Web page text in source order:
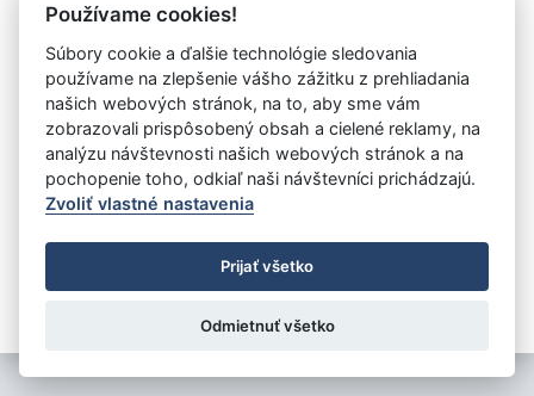
Príslušným odborom je
Odbor informatiky a
elektronických služieb
crz-techsupport@vlada.gov.sk
Úrad vlády SR
- Všetky práva vyhradené
Nastavenia cookies
Tvorba stránok
: Aglo Solutions
: SysCom
Používame cookies!
Súbory cookie a ďalšie technológie sledovania
používame na zlepšenie vášho zážitku z prehliadania
našich webových stránok, na to, aby sme vám
zobrazovali prispôsobený obsah a cielené reklamy, na
analýzu návštevnosti našich webových stránok a na
pochopenie toho, odkiaľ naši návštevníci prichádzajú.
Zvoliť vlastné nastavenia
Prijať všetko
Odmietnuť všetko